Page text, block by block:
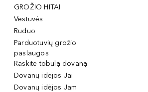
GROŽIO HITAI
Vestuvės
Ruduo
Parduotuvių grožio
paslaugos
Raskite tobulą dovaną
Dovanų idėjos Jai
Dovanų idėjos Jam